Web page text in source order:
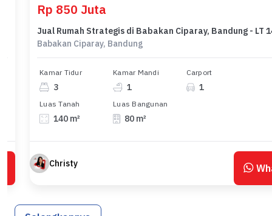
Rp 850 Juta
Jual Rumah Strategis di Babakan Ciparay, Bandung - LT
Babakan Ciparay, Bandung
Kamar Tidur
3
Kamar Mandi
1
Carport
1
Luas Tanah
140 m²
Luas Bangunan
80 m²
Christy